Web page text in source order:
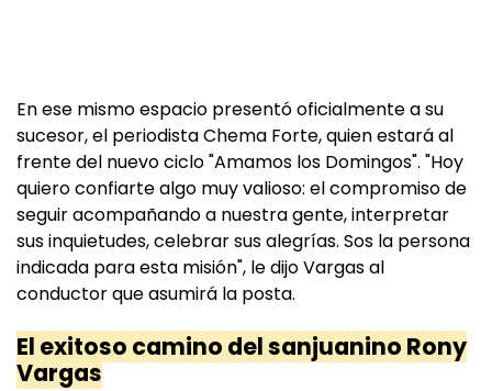
En ese mismo espacio presentó oficialmente a su
sucesor, el periodista Chema Forte, quien estará al
frente del nuevo ciclo "Amamos los Domingos". "Hoy
quiero confiarte algo muy valioso: el compromiso de
seguir acompañando a nuestra gente, interpretar
sus inquietudes, celebrar sus alegrías. Sos la persona
indicada para esta misión", le dijo Vargas al
conductor que asumirá la posta.
El exitoso camino del sanjuanino Rony
Vargas